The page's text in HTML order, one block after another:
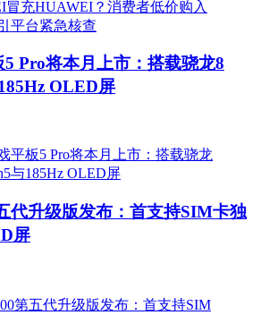
Pro将本月上市：搭载骁龙8
OLED屏
代升级版发布：首支持SIM卡独
屏